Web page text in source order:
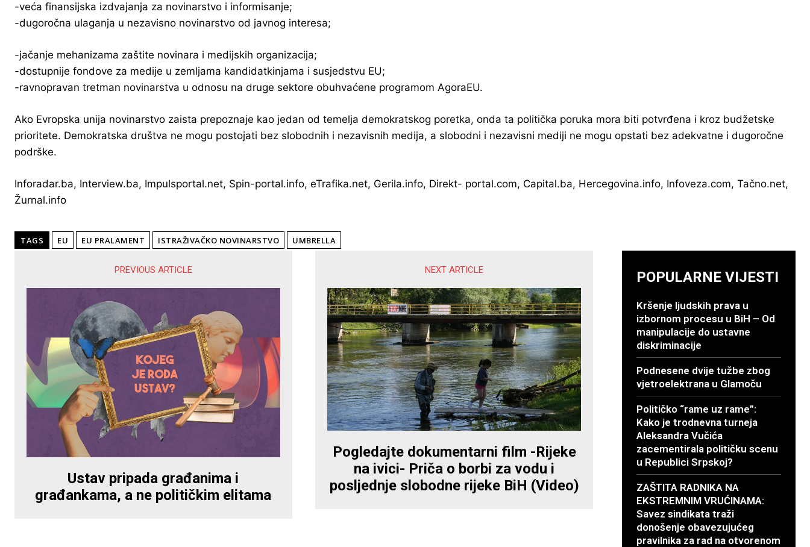
-veća finansijska izdvajanja za novinarstvo i informisanje;
-dugoročna ulaganja u nezavisno novinarstvo od javnog interesa;
-jačanje mehanizama zaštite novinara i medijskih organizacija;
-dostupnije fondove za medije u zemljama kandidatkinjama i susjedstvu EU;
-ravnopravan tretman novinarstva u odnosu na druge sektore obuhvaćene programom AgoraEU.
Ako Evropska unija novinarstvo zaista prepoznaje kao jedan od temelja demokratskog poretka, onda ta politička poruka mora biti potvrđena i kroz budžetske
prioritete. Demokratska društva ne mogu postojati bez slobodnih i nezavisnih medija, a slobodni i nezavisni mediji ne mogu opstati bez adekvatne i dugoročne
podrške.
Inforadar.ba, Interview.ba, Impulsportal.net, Spin-portal.info, eTrafika.net, Gerila.info, Direkt- portal.com, Capital.ba, Hercegovina.info, Infoveza.com, Tačno.net,
Žurnal.info
TAGS EU EU PRALAMENT ISTRAŽIVAČKO NOVINARSTVO UMBRELLA
PREVIOUS ARTICLE
Ustav pripada građanima i
građankama, a ne političkim elitama
NEXT ARTICLE
Pogledajte dokumentarni film -Rijeke
na ivici- Priča o borbi za vodu i
posljednje slobodne rijeke BiH (Video)
POPULARNE VIJESTI
Kršenje ljudskih prava u
izbornom procesu u BiH – Od
manipulacije do ustavne
diskriminacije
Podnesene dvije tužbe zbog
vjetroelektrana u Glamoču
Političko “rame uz rame”:
Kako je trodnevna turneja
Aleksandra Vučića
zacementirala političku scenu
u Republici Srpskoj?
ZAŠTITA RADNIKA NA
EKSTREMNIM VRUĆINAMA:
Savez sindikata traži
donošenje obavezujućeg
pravilnika za rad na otvorenom